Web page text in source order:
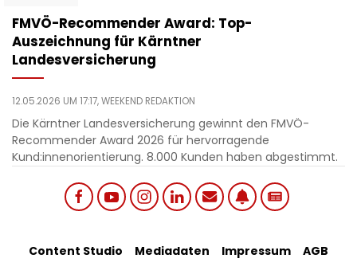
​FMVÖ-Recommender Award: Top-
Auszeichnung für Kärntner
Landesversicherung
12.05.2026 UM 17:17,WEEKEND REDAKTION
Die Kärntner Landesversicherung gewinnt den FMVÖ-
Recommender Award 2026 für hervorragende
Kund:innenorientierung. 8.000 Kunden haben abgestimmt.
links
Footer
Content Studio Mediadaten Impressum
AGB